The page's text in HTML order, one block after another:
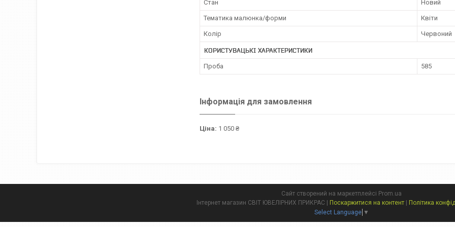
Стан Новий
Тематика малюнка/форми Квіти
Колір Червоний
КОРИСТУВАЦЬКІ ХАРАКТЕРИСТИКИ
Проба 585
Інформація для замовлення
Ціна: 1 050 ₴
Сайт створений на маркетплейсі Prom.ua
Поскаржитися на контент
Політика
Select Language ▼